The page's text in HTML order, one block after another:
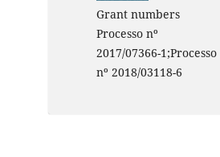
Grant numbers
Processo nº
2017/07366-1;Processo
nº 2018/03118-6